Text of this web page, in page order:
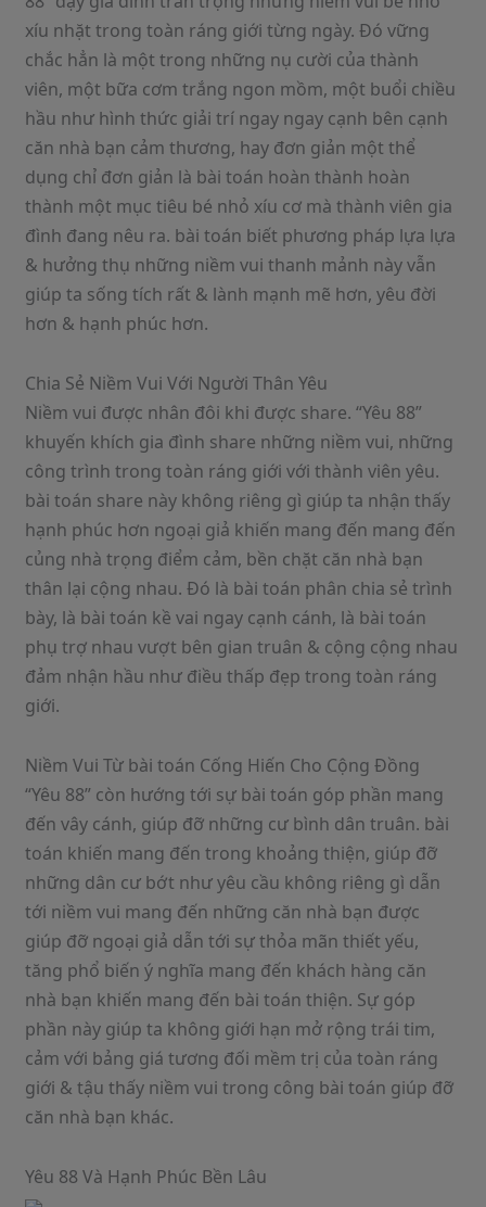
xíu nhặt trong toàn ráng giới từng ngày. Đó vững
chắc hẳn là một trong những nụ cười của thành
viên, một bữa cơm trắng ngon mồm, một buổi chiều
hầu như hình thức giải trí ngay ngay cạnh bên cạnh
căn nhà bạn cảm thương, hay đơn giản một thể
dụng chỉ đơn giản là bài toán hoàn thành hoàn
thành một mục tiêu bé nhỏ xíu cơ mà thành viên gia
đình đang nêu ra. bài toán biết phương pháp lựa lựa
& hưởng thụ những niềm vui thanh mảnh này vẫn
giúp ta sống tích rất & lành mạnh mẽ hơn, yêu đời
hơn & hạnh phúc hơn.
Chia Sẻ Niềm Vui Với Người Thân Yêu
Niềm vui được nhân đôi khi được share. “Yêu 88”
khuyến khích gia đình share những niềm vui, những
công trình trong toàn ráng giới với thành viên yêu.
bài toán share này không riêng gì giúp ta nhận thấy
hạnh phúc hơn ngoại giả khiến mang đến mang đến
củng nhà trọng điểm cảm, bền chặt căn nhà bạn
thân lại cộng nhau. Đó là bài toán phân chia sẻ trình
bày, là bài toán kề vai ngay cạnh cánh, là bài toán
phụ trợ nhau vượt bên gian truân & cộng cộng nhau
đảm nhận hầu như điều thấp đẹp trong toàn ráng
giới.
Niềm Vui Từ bài toán Cống Hiến Cho Cộng Đồng
“Yêu 88” còn hướng tới sự bài toán góp phần mang
đến vây cánh, giúp đỡ những cư bình dân truân. bài
toán khiến mang đến trong khoảng thiện, giúp đỡ
những dân cư bớt như yêu cầu không riêng gì dẫn
tới niềm vui mang đến những căn nhà bạn được
giúp đỡ ngoại giả dẫn tới sự thỏa mãn thiết yếu,
tăng phổ biến ý nghĩa mang đến khách hàng căn
nhà bạn khiến mang đến bài toán thiện. Sự góp
phần này giúp ta không giới hạn mở rộng trái tim,
cảm với bảng giá tương đối mềm trị của toàn ráng
giới & tậu thấy niềm vui trong công bài toán giúp đỡ
căn nhà bạn khác.
Yêu 88 Và Hạnh Phúc Bền Lâu